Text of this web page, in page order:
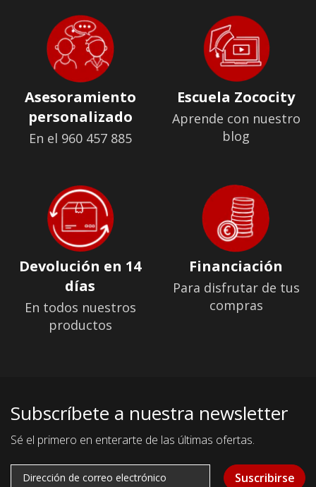
Asesoramiento
personalizado
En el 960 457 885
Escuela Zococity
Aprende con nuestro
blog
Devolución en 14
días
En todos nuestros
productos
Financiación
Para disfrutar de tus
compras
Subscríbete a nuestra newsletter
Sé el primero en enterarte de las últimas ofertas.
Suscribirse